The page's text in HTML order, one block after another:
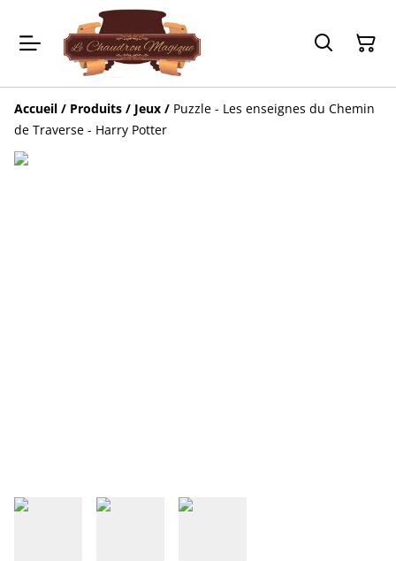
Accueil / Produits / Jeux / Puzzle - Les enseignes du Chemin
de Traverse - Harry Potter